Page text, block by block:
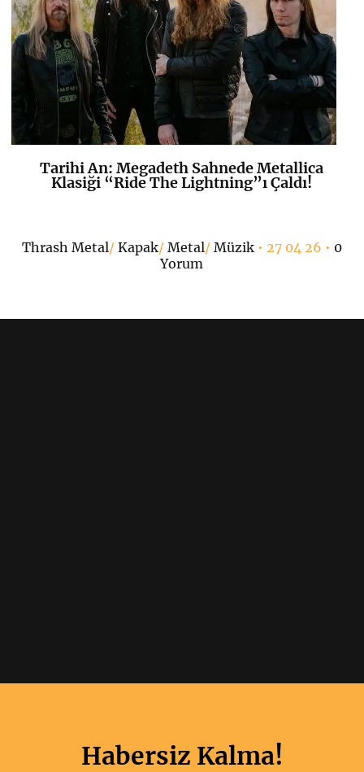
K+
Tarihi An: Megadeth Sahnede Metallica
Klasiği “Ride The Lightning”ı Çaldı!
Thrash Metal/ Kapak/ Metal/ Müzik• 27 04 26 • 0
Yorum
Habersiz Kalma!